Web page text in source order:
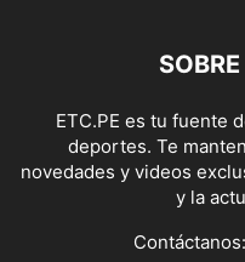
ETC.PE es tu fuente
deportes. Te
novedades y videos
y la
Contáctanos: